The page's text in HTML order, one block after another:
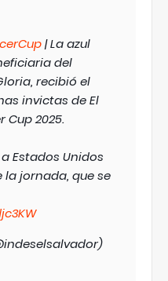
| La azul
del
recibió el
invictas de El
Cup 2025.
Estados Unidos
jornada, que se